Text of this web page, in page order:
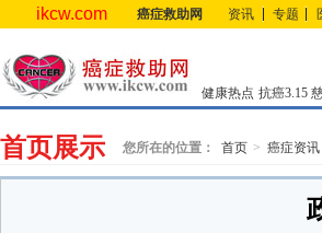
ikcw.com 癌症救助网 资讯 专题
健康热点 抗癌3.15
首页展示 您所在的位置： 首页 癌症资讯